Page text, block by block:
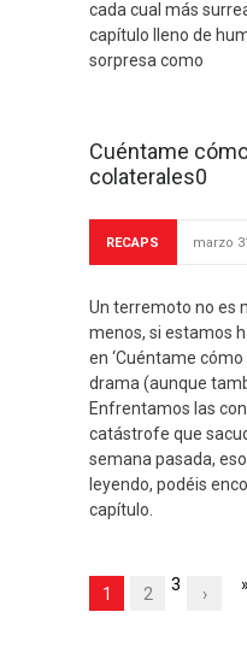
cada cual más
capítulo lleno de
sorpresa como
Cuéntame
colaterales0
RECAPS marzo
Un terremoto no es
menos, si estamos
en ‘Cuéntame cómo
drama (aunque
Enfrentamos las
catástrofe que
semana pasada,
leyendo, podéis
capítulo.
1 2 3 › »